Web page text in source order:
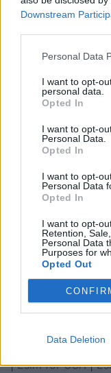
Downstream
Personal Data
I want to opt-
personal data.
Opted In
I want to opt-
Personal Data.
Opted In
I want to opt-
Personal Data
Opted In
I want to opt-
Retention,
Personal Data
Purposes for
Opted Out
Data Deletion
|Esim for USA|